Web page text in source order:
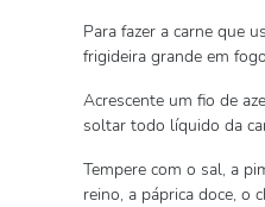
Para fazer a carne que
frigideira grande em
Acrescente um fio de
soltar todo líquido da
Tempere com o sal, a
reino, a páprica doce, o